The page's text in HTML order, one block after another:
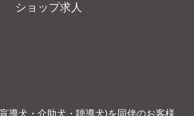
ショップ求人
導犬・介助犬・聴導犬)を同伴のお客様